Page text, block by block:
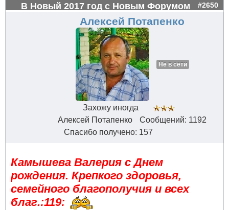
В Новый 2017 год с Новым Форумом #2650
Алексей Потапенко
Не в сети
Захожу иногда
Алексей Потапенко
Сообщений: 1192
Спасибо получено: 157
Камышева Валерия с Днем
рождения. Крепкого здоровья,
семейного благополучия и всех
благ.:119: